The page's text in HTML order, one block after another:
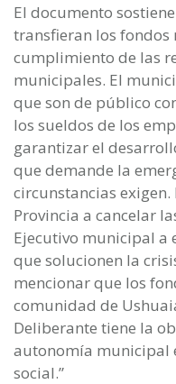
El documento
transfieran los fondos
cumplimiento de las
municipales. El
que son de público
los sueldos de los
garantizar el
que demande la
circunstancias
Provincia a cancelar
Ejecutivo municipal a
que solucionen la
mencionar que los
comunidad de
Deliberante tiene la
autonomía municipal
social.”